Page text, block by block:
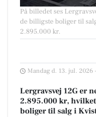
På billedet ses
de billigste boliger til
2.895.000 kr.
Mandag d. 13. jul. 2026
Lergravsvej 12G er
2.895.000 kr,
boliger til salg i